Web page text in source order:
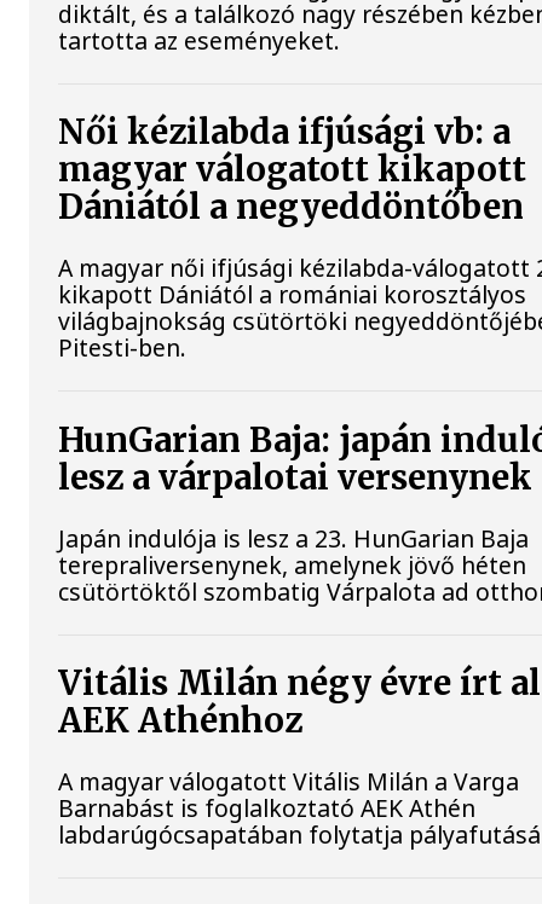
diktált, és a találkozó nagy részében
tartotta az eseményeket.
Női kézilabda ifjúsági vb: a
magyar válogatott kikapott
Dániától a negyeddöntőben
A magyar női ifjúsági kézilabda-válogatott
kikapott Dániától a romániai korosztályos
világbajnokság csütörtöki
Pitesti-ben.
HunGarian Baja: japán
lesz a várpalotai versenynek
Japán indulója is lesz a 23. HunGarian Baja
terepraliversenynek, amelynek jövő héten
csütörtöktől szombatig Várpalota ad
Vitális Milán négy évre írt
AEK Athénhoz
A magyar válogatott Vitális Milán a Varga
Barnabást is foglalkoztató AEK Athén
labdarúgócsapatában folytatja